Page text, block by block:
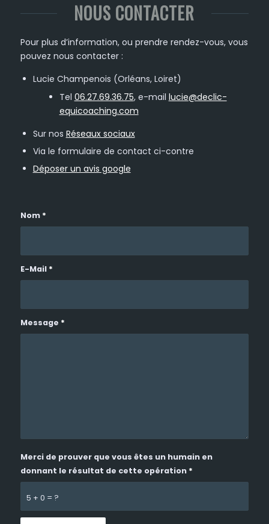
NOUS CONTACTER
Pour plus d’information, ou prendre rendez-vous, vous
pouvez nous contacter :
Lucie Champenois (Orléans, Loiret)
Tel 06.27.69.36.75, e-mail lucie@declic-
equicoaching.com
Sur nos Réseaux sociaux
Via le formulaire de contact ci-contre
Déposer un avis google
Nom *
E-Mail *
Message *
5 + 0 = ?
Merci de prouver que vous êtes un humain en
donnant le résultat de cette opération *